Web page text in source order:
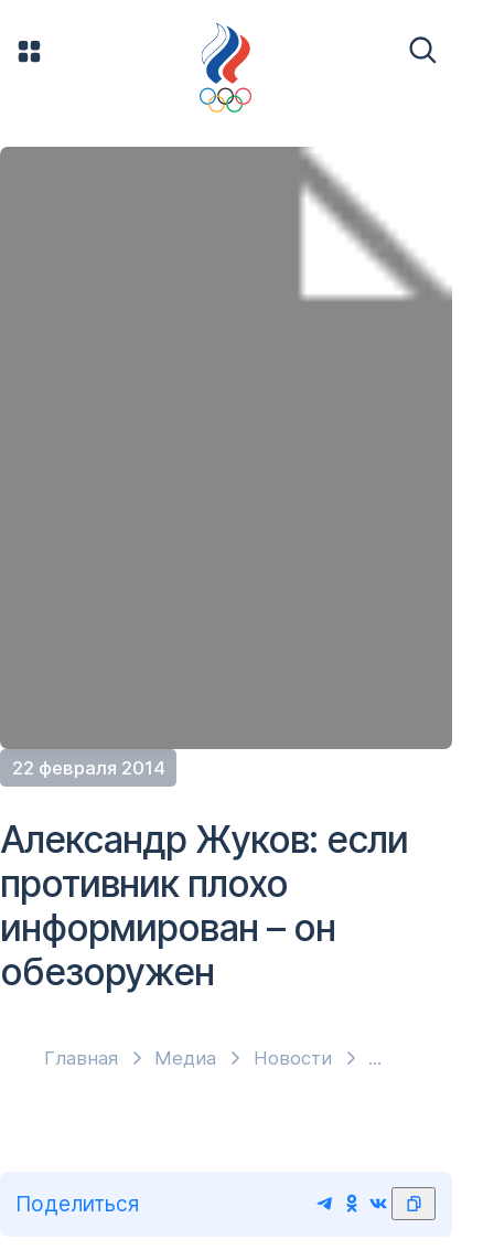
22 февраля 2014
Главная Медиа Новости
Александр Жуков: если
противник плохо
информирован – он
обезоружен
Поделиться